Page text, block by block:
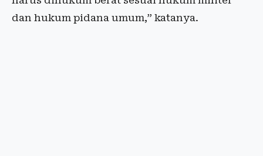
dan hukum pidana umum,” katanya.